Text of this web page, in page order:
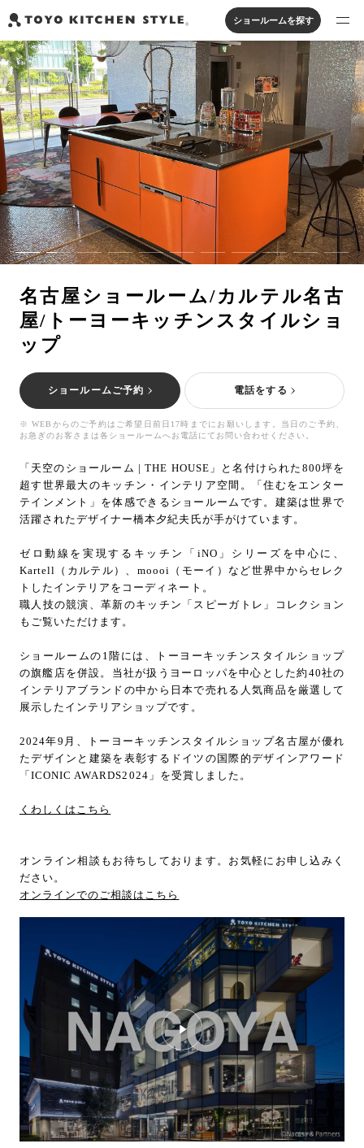
オープンキッチン アイランドキッチン
ペニンシュラキッチン 壁付けキッチン 対面キッチン
セパレートキッチン 並列型キッチン
製品を探す
システムキッチン
家具・照明・タイル
バス・洗面
実例から探す
私たちについて
ジャーナルを読む
オンラインストア
お知らせ
カタログを見る
お問い合わせ
サポート
LANGUAGE : JP
オンライン見積もり
ショールームを探す
名古屋ショールーム/カルテル名古
屋/トーヨーキッチンスタイルショ
ップ
ショールームご予約 電話をする
※ WEBからのご予約はご希望日前日17時までにお願いします。当日のご予約、
お急ぎのお客さまは各ショールームへお電話にてお問い合わせください。
「天空のショールーム | THE HOUSE」と名付けられた800坪を
超す世界最大のキッチン・インテリア空間。「住むをエンター
テインメント」を体感できるショールームです。建築は世界で
活躍されたデザイナー橋本夕紀夫氏が手がけています。
ゼロ動線を実現するキッチン「iNO」シリーズを中心に、
Kartell（カルテル）、moooi（モーイ）など世界中からセレク
トしたインテリアをコーディネート。
職人技の競演、革新のキッチン「スピーガトレ」コレクション
もご覧いただけます。
ショールームの1階には、トーヨーキッチンスタイルショップ
の旗艦店を併設。当社が扱うヨーロッパを中心とした約40社の
インテリアブランドの中から日本で売れる人気商品を厳選して
展示したインテリアショップです。
2024年9月、トーヨーキッチンスタイルショップ名古屋が優れ
たデザインと建築を表彰するドイツの国際的デザインアワード
「ICONIC AWARDS2024」を受賞しました。
くわしくはこちら
オンライン相談もお待ちしております。お気軽にお申し込みく
ださい。
オンラインでのご相談はこちら